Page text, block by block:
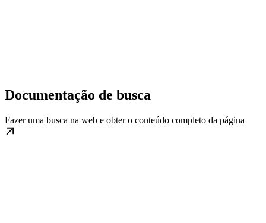
Documentação de busca
Fazer uma busca na web e obter o conteúdo completo da página